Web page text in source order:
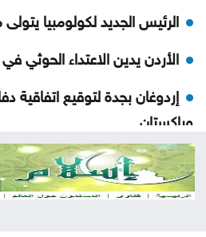
الرئيس الجديد لكولومبيا
الأردن يدين الاعتداء الحوثي
إردوغان بجدة لتوقيع
وباكستان
ارتفاع كبير في الصادرات
الاحتلال يلقي قنبلة باتجاه